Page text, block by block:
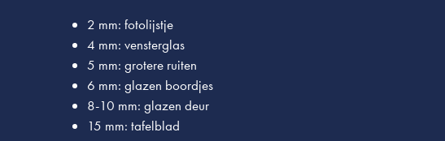
2 mm: fotolijstje
4 mm: vensterglas
5 mm: grotere ruiten
6 mm: glazen boordjes
8-10 mm: glazen deur
15 mm: tafelblad